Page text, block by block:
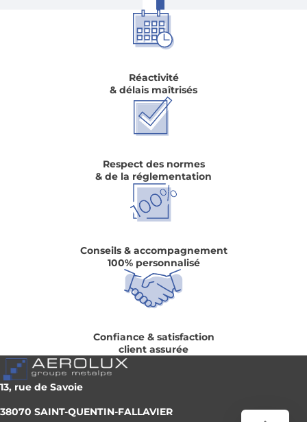
Réactivité
& délais maîtrisés
Respect des normes
& de la réglementation
Conseils & accompagnement
100% personnalisé
Confiance & satisfaction
client assurée
13, rue de Savoie
38070 SAINT-QUENTIN-FALLAVIER